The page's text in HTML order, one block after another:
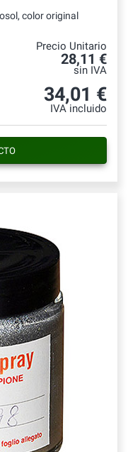
color original
Precio Unitario
28,11 €
sin IVA
34,01 €
IVA incluido